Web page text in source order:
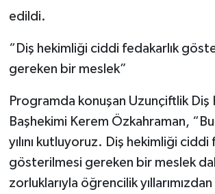
edildi.
“Diş hekimliği ciddi fedakarlık
gereken bir meslek”
Programda konuşan Uzunçiftlik Diş
Başhekimi Kerem Özkahraman, “Bu
yılını kutluyoruz. Diş hekimliği ciddi
gösterilmesi gereken bir meslek
zorluklarıyla öğrencilik